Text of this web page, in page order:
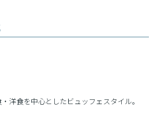
洋食を中心としたビュッフェスタイル。